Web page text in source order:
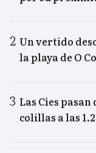
Un vertido
la playa de O
Las Cíes pasan
colillas a las